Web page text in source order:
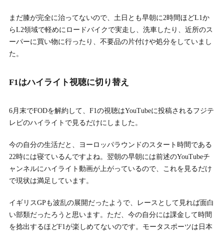
まだ膝が完全に治ってないので、土日とも早朝に2時間ほどL1か
らL2領域で軽めにロードバイクで実走し、洗車したり、近所のス
ーパーに買い物に行ったり、不要品の片付けや処分をしていまし
た。
F1はハイライト視聴に切り替え
6月末でFODを解約して、F1の視聴はYouTubeに投稿されるフジテ
レビのハイライトで見るだけにしました。
今の自分の生活だと、ヨーロッパラウンドのスタート時間である
22時には寝ているんですよね。翌朝の早朝には前述のYouTubeチ
ャンネルにハイライト動画が上がっているので、これを見るだけ
で現状は満足しています。
イギリスGPも波乱の展開だったようで、レースとして見れば面白
い部類だったろうと思います。ただ、今の自分には課金して時間
を捻出するほどF1が楽しめてないのです。モータスポーツは日本